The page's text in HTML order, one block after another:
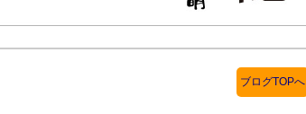
ブログTOPへ